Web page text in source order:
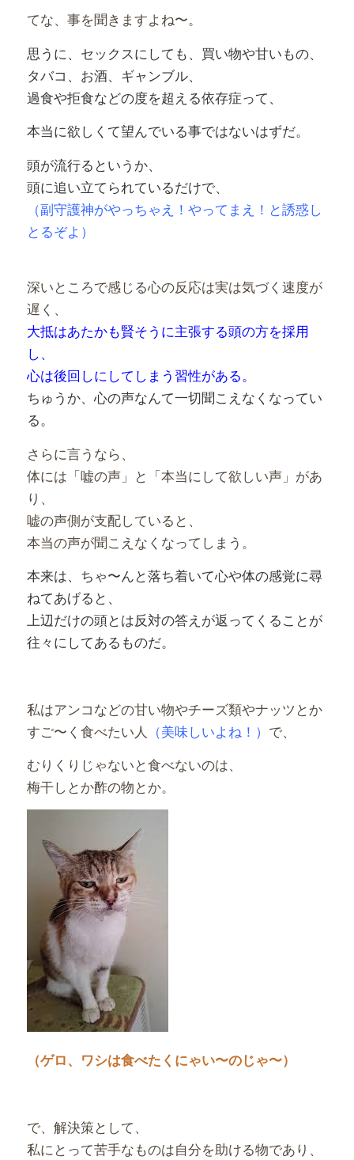
てな、事を聞きますよね〜。
思うに、セックスにしても、買い物や甘いもの、
タバコ、お酒、ギャンブル、
過食や拒食などの度を超える依存症って、
本当に欲しくて望んでいる事ではないはずだ。
頭が流行るというか、
頭に追い立てられているだけで、
（副守護神がやっちゃえ！やってまえ！と誘惑し
とるぞよ）
深いところで感じる心の反応は実は気づく速度が
遅く、
大抵はあたかも賢そうに主張する頭の方を採用
し、
心は後回しにしてしまう習性がある。
ちゅうか、心の声なんて一切聞こえなくなってい
る。
さらに言うなら、
体には「嘘の声」と「本当にして欲しい声」があ
り、
嘘の声側が支配していると、
本当の声が聞こえなくなってしまう。
本来は、ちゃ〜んと落ち着いて心や体の感覚に尋
ねてあげると、
上辺だけの頭とは反対の答えが返ってくることが
往々にしてあるものだ。
私はアンコなどの甘い物やチーズ類やナッツとか
すご〜く食べたい人 （美味しいよね！） で、
むりくりじゃないと食べないのは、
梅干しとか酢の物とか。
（ゲロ、ワシは食べたくにゃい〜のじゃ〜）
で、解決策として、
私にとって苦手なものは自分を助ける物であり、